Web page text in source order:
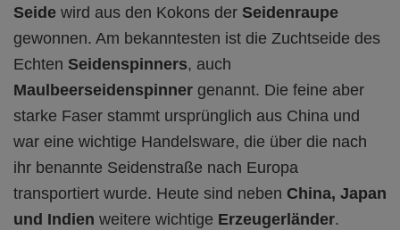
Seide wird aus den Kokons der Seidenraupe
gewonnen. Am bekanntesten ist die Zuchtseide des
Echten Seidenspinners, auch
Maulbeerseidenspinner genannt. Die feine aber
starke Faser stammt ursprünglich aus China und
war eine wichtige Handelsware, die über die nach
ihr benannte Seidenstraße nach Europa
transportiert wurde. Heute sind neben China, Japan
und Indien weitere wichtige Erzeugerländer.